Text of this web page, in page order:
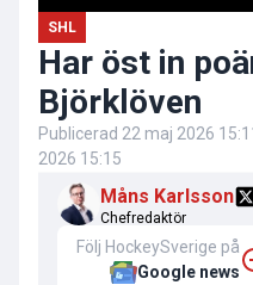
SHL
Har öst in
Björklöven
Publicerad 22 maj 2026
2026 15:15
Måns Karlsson
Chefredaktör
Följ HockeySverige på
Google news